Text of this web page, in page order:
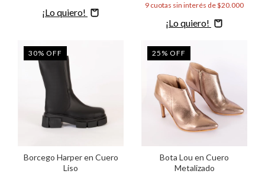
Comprar
9 cuotas sin interés de$20.000
Comprar
30% OFF
Borcego Harper en Cuero
Liso
25 % OFF
Bota Lou en Cuero
Metalizado